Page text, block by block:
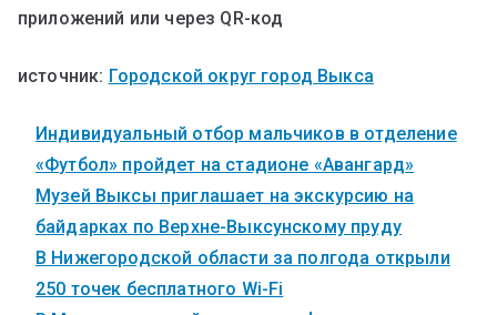
приложений или через QR-код
источник: Городской округ город Выкса
Индивидуальный отбор мальчиков в отделение
«Футбол» пройдет на стадионе «Авангард»
Музей Выксы приглашает на экскурсию на
байдарках по Верхне-Выксунскому пруду
В Нижегородской области за полгода открыли
250 точек бесплатного Wi-Fi